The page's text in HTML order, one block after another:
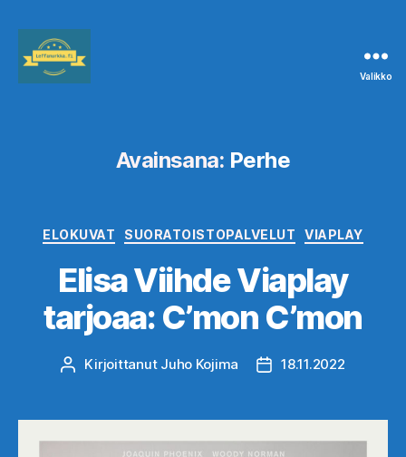
Valikko
Avainsana: Perhe
Kategoriat
ELOKUVAT SUORATOISTOPALVELUT VIAPLAY
Elisa Viihde Viaplay
tarjoaa: C’mon C’mon
Kirjoittaja
Kirjoittanut Juho Kojima Julkaisupäivämäärä
18.11.2022